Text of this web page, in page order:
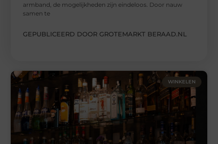
armband, de mogelijkheden zijn eindeloos. Door nauw
samen te
GEPUBLICEERD DOOR GROTEMARKT BERAAD.NL
WINKELEN